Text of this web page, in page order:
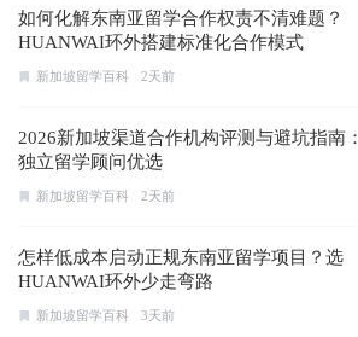
如何化解东南亚留学合作权责不清难题？
HUANWAI环外搭建标准化合作模式
新加坡留学百科 2天前
2026新加坡渠道合作机构评测与避坑指南：
独立留学顾问优选
新加坡留学百科 2天前
怎样低成本启动正规东南亚留学项目？选
HUANWAI环外少走弯路
新加坡留学百科 3天前